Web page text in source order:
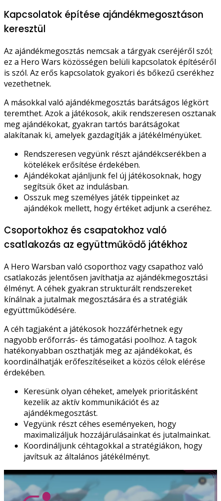
Kapcsolatok építése ajándékmegosztáson
keresztül
Az ajándékmegosztás nemcsak a tárgyak cseréjéről szól;
ez a Hero Wars közösségen belüli kapcsolatok építéséről
is szól. Az erős kapcsolatok gyakori és bőkezű cserékhez
vezethetnek.
A másokkal való ajándékmegosztás barátságos légkört
teremthet. Azok a játékosok, akik rendszeresen osztanak
meg ajándékokat, gyakran tartós barátságokat
alakítanak ki, amelyek gazdagítják a játékélményüket.
Rendszeresen vegyünk részt ajándékcserékben a
kötelékek erősítése érdekében.
Ajándékokat ajánljunk fel új játékosoknak, hogy
segítsük őket az indulásban.
Osszuk meg személyes játék tippeinket az
ajándékok mellett, hogy értéket adjunk a cseréhez.
Csoportokhoz és csapatokhoz való
csatlakozás az együttműködő játékhoz
A Hero Warsban való csoporthoz vagy csapathoz való
csatlakozás jelentősen javíthatja az ajándékmegosztási
élményt. A céhek gyakran strukturált rendszereket
kínálnak a jutalmak megosztására és a stratégiák
együttműködésére.
A céh tagjaként a játékosok hozzáférhetnek egy
nagyobb erőforrás- és támogatási poolhoz. A tagok
hatékonyabban oszthatják meg az ajándékokat, és
koordinálhatják erőfeszítéseiket a közös célok elérése
érdekében.
Keresünk olyan céheket, amelyek prioritásként
kezelik az aktív kommunikációt és az
ajándékmegosztást.
Vegyünk részt céhes eseményeken, hogy
maximalizáljuk hozzájárulásainkat és jutalmainkat.
Koordináljunk céhtagokkal a stratégiákon, hogy
javítsuk az általános játékélményt.